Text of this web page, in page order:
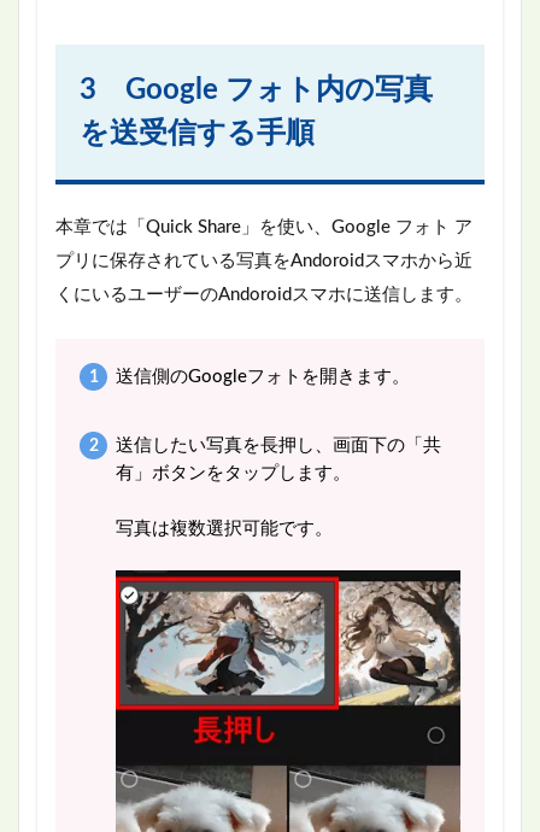
3 Google フォト内の写真
を送受信する手順
本章では「Quick Share」を使い、Google フォト ア
プリに保存されている写真をAndoroidスマホから近
くにいるユーザーのAndoroidスマホに送信します。
送信側のGoogleフォトを開きます。
送信したい写真を長押し、画面下の「共
有」ボタンをタップします。
写真は複数選択可能です。